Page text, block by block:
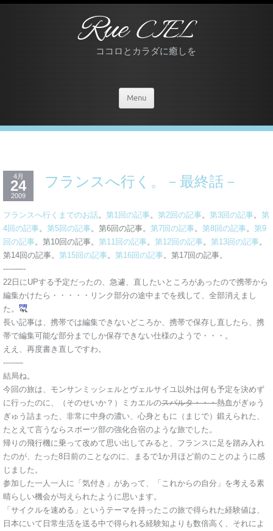
RueCIEL
ココロとカラダに癒しを
Menu
4月
24
2009
フランスへ行く。－最終話－
フランスへ行くまでのお話。 第1回の記事。 第2回の記事。 第3回の記事。 第
4回の記事。 第5回の記事。第6回の記事。 第7回の記事。 第8回の記事。 第9
回の記事。第10回の記事。 第11回の記事。 第12回の記事。 第13回の記事。
第14回の記事。 第15回の記事。 第16回の記事。第17回の記事。
-----—-
22日にUPする予定だったの、急遽、直したいところがあったので携帯から
編集かけたら・・・・・リンク部分の途中までを残して、全部消えまし
た。
長い記事は、携帯では編集できないどころか、携帯で保存し直したら、携
帯で編集可能な部分までしか保存できない仕様のようで・・・。
ええ、再度書き直しですわ。
-----—
結局ね。
今回の旅は、モンサンミッシェルとヴェルサイユ以外は何も予定を決めず
に行ったのに、（そのせいか？）ミカエルのスパルタ・・・熱血がぎゅう
ぎゅう詰まった、非常に中身の濃い、心身ともに（まじで）鍛えられた、
たとえて言うならスポーツ部の強化合宿のような旅でした。
帰りの飛行機に乗って改めて思い出してみると、フランスに足を踏み入れ
たのが、たった8日前のことなのに、まるで1か月ほど前のことのように感
じました。
参加した一人一人に「気付き」があって、「これからの自分」を考える素
晴らしい機会が与えられたように思います。
「サイクルを速める」というテーマを持ったこの旅で得られた経験値は、
日本にいて日常生活を送る中で得られる経験知よりも数倍高く、それによ